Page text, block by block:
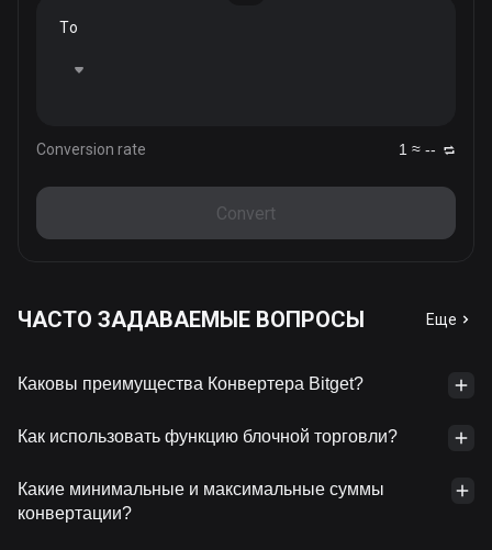
To
Conversion rate 1 ≈ --
Convert
ЧАСТО ЗАДАВАЕМЫЕ ВОПРОСЫ Еще
Каковы преимущества Конвертера Bitget?
Как использовать функцию блочной торговли?
Какие минимальные и максимальные суммы
конвертации?